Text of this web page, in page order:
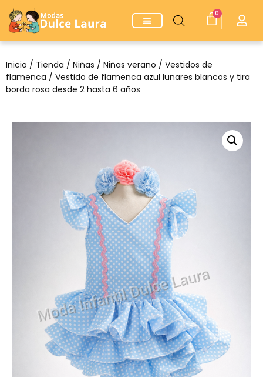
0
Inicio / Tienda / Niñas / Niñas verano / Vestidos de
flamenca / Vestido de flamenca azul lunares blancos y tira
borda rosa desde 2 hasta 6 años